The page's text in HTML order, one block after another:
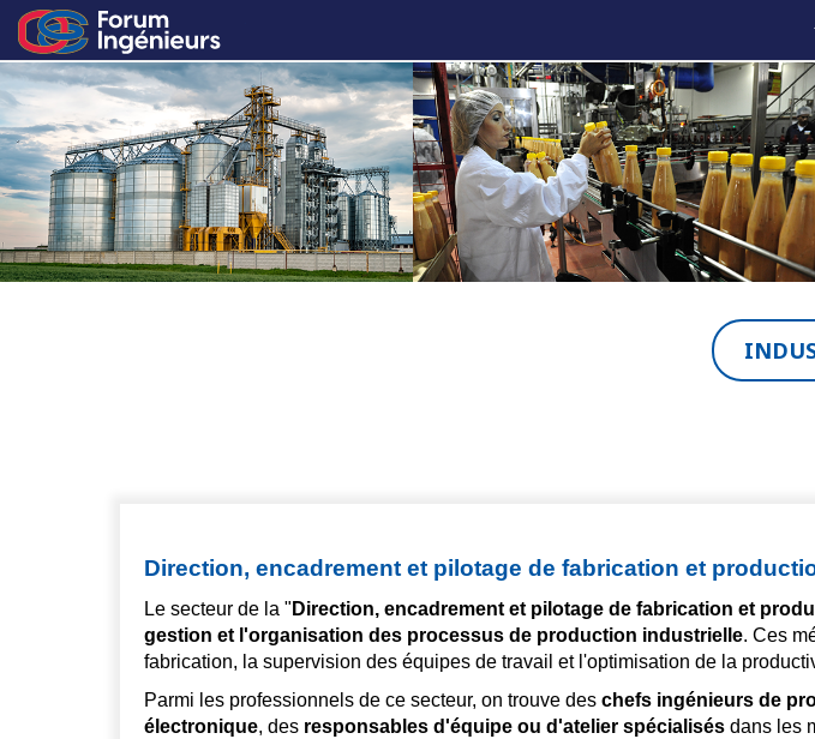
Direction, encadrement et pilotage de fabrication et
Le secteur de la " Direction, encadrement et pilotage de fabrication et
gestion et l'organisation des processus de production industrielle. Ces
fabrication, la supervision des équipes de travail et l'optimisation de la
Parmi les professionnels de ce secteur, on trouve des chefs ingénieurs de
électronique, des responsables d'équipe ou d'atelier spécialisés dans les